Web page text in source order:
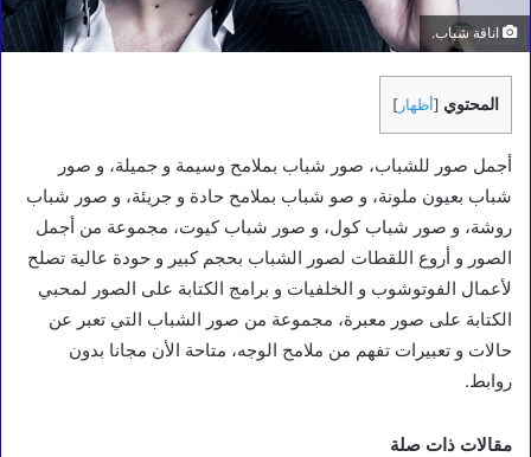
اناقة شباب.
المحتوي [أظهار ]
أجمل صور للشباب، صور شباب بملامح وسيمة و جميلة، و صور
شباب بعيون ملونة، و صو شباب بملامح حادة و جريئة، و صور شباب
روشة، و صور شباب كول، و صور شباب كيوت، مجموعة من أجمل
الصور و أروع اللقطات لصور الشباب بحجم كبير و حودة عالية تصلح
لأعمال الفوتوشوب و الخلفيات و برامج الكتابة على الصور لمحبي
الكتابة على صور معبرة، مجموعة من صور الشباب التي تعبر عن
حالات و تعبيرات تفهم من ملامح الوجه، متاحة الأن مجانا بدون
روابط.
مقالات ذات صلة